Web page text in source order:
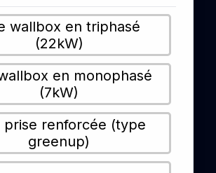
wallbox en triphasé
(22kW)
en monophasé
(7kW)
prise renforcée (type
greenup)